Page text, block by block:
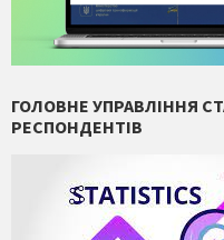
ГОЛОВНЕ УПРАВЛІННЯ
РЕСПОНДЕНТІВ